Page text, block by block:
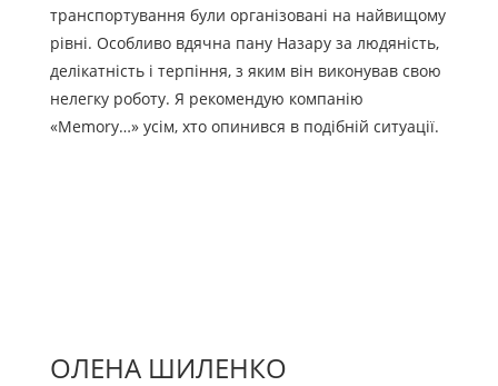
транспортування були організовані на найвищому
рівні. Особливо вдячна пану Назару за людяність,
делікатність і терпіння, з яким він виконував свою
нелегку роботу. Я рекомендую компанію
«Memory…» усім, хто опинився в подібній ситуації.
ОЛЕНА ШИЛЕНКО